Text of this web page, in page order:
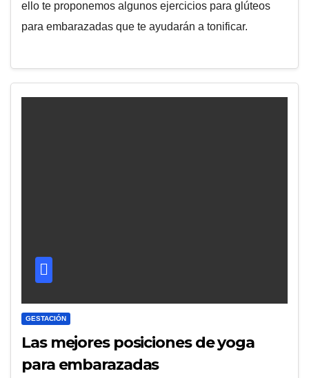
ello te proponemos algunos ejercicios para glúteos
para embarazadas que te ayudarán a tonificar.
GESTACIÓN
Las mejores posiciones de yoga
para embarazadas